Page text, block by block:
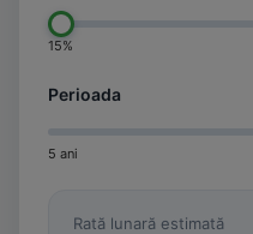
15%
Perioada
5 ani
Rată lunară estimată